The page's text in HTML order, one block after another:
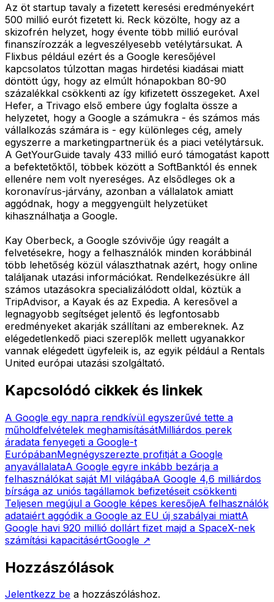
Az öt startup tavaly a fizetett keresési eredményekért
500 millió eurót fizetett ki. Reck közölte, hogy az a
skizofrén helyzet, hogy évente több millió euróval
finanszírozzák a legveszélyesebb vetélytársukat. A
Flixbus például ezért és a Google keresőjével
kapcsolatos túlzottan magas hirdetési kiadásai miatt
döntött úgy, hogy az elmúlt hónapokban 80-90
százalékkal csökkenti az így kifizetett összegeket. Axel
Hefer, a Trivago első embere úgy foglalta össze a
helyzetet, hogy a Google a számukra - és számos más
vállalkozás számára is - egy különleges cég, amely
egyszerre a marketingpartnerük és a piaci vetélytársuk.
A GetYourGuide tavaly 433 millió euró támogatást kapott
a befektetőktől, többek között a SoftBanktól és ennek
ellenére nem volt nyereséges. Az elsődleges ok a
koronavírus-járvány, azonban a vállalatok amiatt
aggódnak, hogy a meggyengült helyzetüket
kihasználhatja a Google.
Kay Oberbeck, a Google szóvivője úgy reagált a
felvetésekre, hogy a felhasználók minden korábbinál
több lehetőség közül választhatnak azért, hogy online
találjanak utazási információkat. Rendelkezésükre áll
számos utazásokra specializálódott oldal, köztük a
TripAdvisor, a Kayak és az Expedia. A keresővel a
legnagyobb segítséget jelentő és legfontosabb
eredményeket akarják szállítani az embereknek. Az
elégedetlenkedő piaci szereplők mellett ugyanakkor
vannak elégedett ügyfeleik is, az egyik például a Rentals
United európai utazási szolgáltató.
Kapcsolódó cikkek és linkek
A Google egy napra rendkívül egyszerűvé tette a
műholdfelvételek meghamisításátMilliárdos perek
áradata fenyegeti a Google-t
EurópábanMegnégyszerezte profitját a Google
anyavállalataA Google egyre inkább bezárja a
felhasználókat saját MI világábaA Google 4,6 milliárdos
bírsága az uniós tagállamok befizetéseit csökkenti
Teljesen megújul a Google képes keresőjeA felhasználók
adataiért aggódik a Google az EU új szabályai miattA
Google havi 920 millió dollárt fizet majd a SpaceX-nek
számítási kapacitásértGoogle ↗
Hozzászólások
Jelentkezz be a hozzászóláshoz.